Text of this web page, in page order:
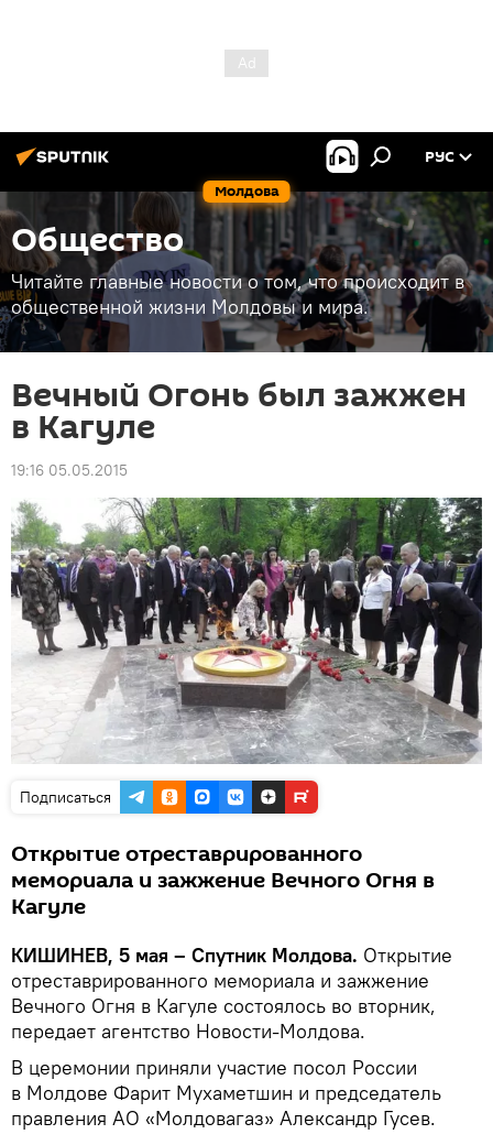
Молдова
РУС
Общество
Читайте главные новости о том, что происходит в
общественной жизни Молдовы и мира.
Вечный Огонь был зажжен
в Кагуле
19:16 05.05.2015
Подписаться
Открытие отреставрированного
мемориала и зажжение Вечного Огня в
Кагуле
КИШИНЕВ, 5 мая – Спутник Молдова. Открытие
отреставрированного мемориала и зажжение
Вечного Огня в Кагуле состоялось во вторник,
передает агентство Новости-Молдова.
В церемонии приняли участие посол России
в Молдове Фарит Мухаметшин и председатель
правления АО «Молдовагаз» Александр Гусев.